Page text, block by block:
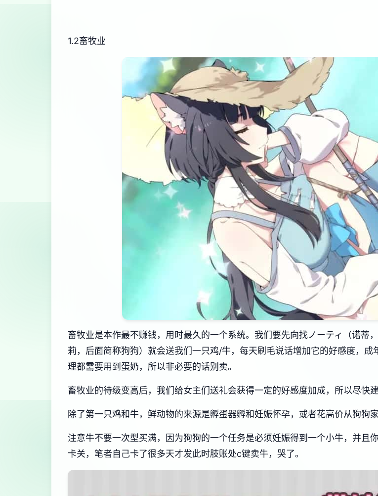
1.2畜牧业
畜牧业是本作最不赚钱，用时最久的一个系统。我们要先向找ノーティ（诺蒂
莉，后面简称狗狗）就会送我们一只鸡/牛，每天刷毛说话增加它的好感度，
理都需要用到蛋奶，所以非必要的话别卖。
畜牧业的待级变高后，我们给女主们送礼会获得一定的好感度加成，所以尽快
除了第一只鸡和牛，鲜动物的来源是孵蛋器孵和妊娠怀孕，或者花高价从狗狗
注意牛不要一次型买满，因为狗狗的一个任务是必须妊娠得到一个小牛，并且
卡关，笔者自己卡了很多天才发此时肢账处c键卖牛，哭了。